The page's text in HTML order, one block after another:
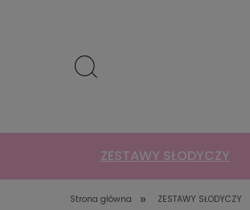
ZESTAWY SŁODYCZY
Strona główna » ZESTAWY SŁODYCZY